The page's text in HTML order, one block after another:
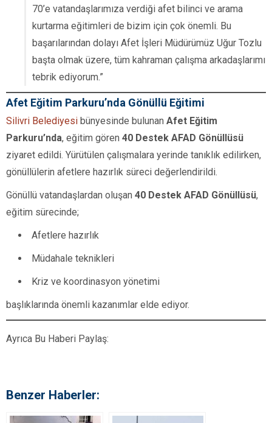
70’e vatandaşlarımıza verdiği afet bilinci ve arama
kurtarma eğitimleri de bizim için çok önemli. Bu
başarılarından dolayı Afet İşleri Müdürümüz Uğur Tozlu
başta olmak üzere, tüm kahraman çalışma arkadaşlarımı
tebrik ediyorum.”
Afet Eğitim Parkuru’nda Gönüllü Eğitimi
Silivri Belediyesi bünyesinde bulunan Afet Eğitim
Parkuru’nda, eğitim gören 40 Destek AFAD Gönüllüsü
ziyaret edildi. Yürütülen çalışmalara yerinde tanıklık edilirken,
gönüllülerin afetlere hazırlık süreci değerlendirildi.
Gönüllü vatandaşlardan oluşan 40 Destek AFAD Gönüllüsü,
eğitim sürecinde;
Afetlere hazırlık
Müdahale teknikleri
Kriz ve koordinasyon yönetimi
başlıklarında önemli kazanımlar elde ediyor.
Ayrıca Bu Haberi Paylaş:
Benzer Haberler: